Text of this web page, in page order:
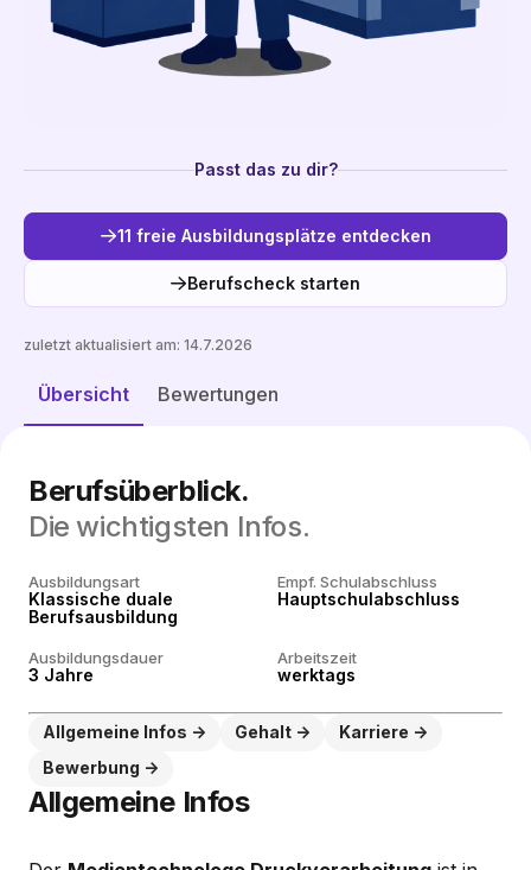
Passt das zu dir?
11 freie Ausbildungsplätze entdecken
Berufscheck starten
Übersicht Bewertungen
zuletzt aktualisiert am: 14.7.2026
Berufsüberblick.
Die wichtigsten Infos.
Ausbildungsart
Klassische duale
Berufsausbildung
Empf. Schulabschluss
Hauptschulabschluss
Ausbildungsdauer
3 Jahre
Arbeitszeit
werktags
Allgemeine Infos Gehalt
Karriere
Bewerbung
Allgemeine Infos